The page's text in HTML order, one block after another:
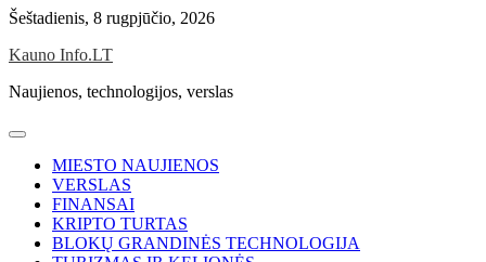
Skip
content
Šeštadienis, 8 rugpjūčio, 2026
Kauno Info.LT
Naujienos, technologijos, verslas
MIESTO NAUJIENOS
VERSLAS
FINANSAI
KRIPTO TURTAS
BLOKŲ GRANDINĖS TECHNOLOGIJA